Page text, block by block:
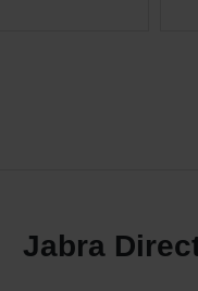
Jabra